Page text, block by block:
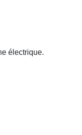
électrique.